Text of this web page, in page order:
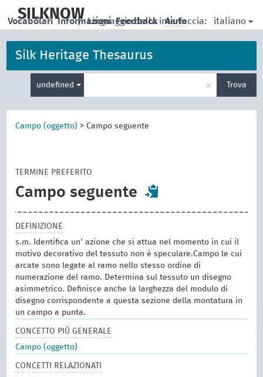
main
SILKNOW
| Linguaggio della interfaccia: italiano
Vocabolari Informazioni Feedback Aiuto
Silk Heritage Thesaurus
undefined
per
la
× Trova
Campo (oggetto) > Campo seguente
TERMINE PREFERITO
Campo seguente
DEFINIZIONE
s.m. Identifica un' azione che si attua nel momento in cui il
motivo decorativo del tessuto non è speculare.Campo le cui
arcate sono legate al ramo nello stesso ordine di
numerazione del ramo. Determina sul tessuto un disegno
asimmetrico. Definisce anche la larghezza del modulo di
disegno corrispondente a questa sezione della montatura in
un campo a punta.
CONCETTO PIÙ GENERALE
Campo (oggetto)
CONCETTI RELAZIONATI